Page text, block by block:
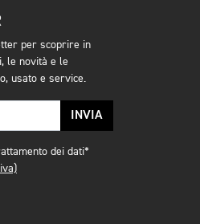
per scoprire in
le novità e le
usato e service.
INVIA
dei dati*